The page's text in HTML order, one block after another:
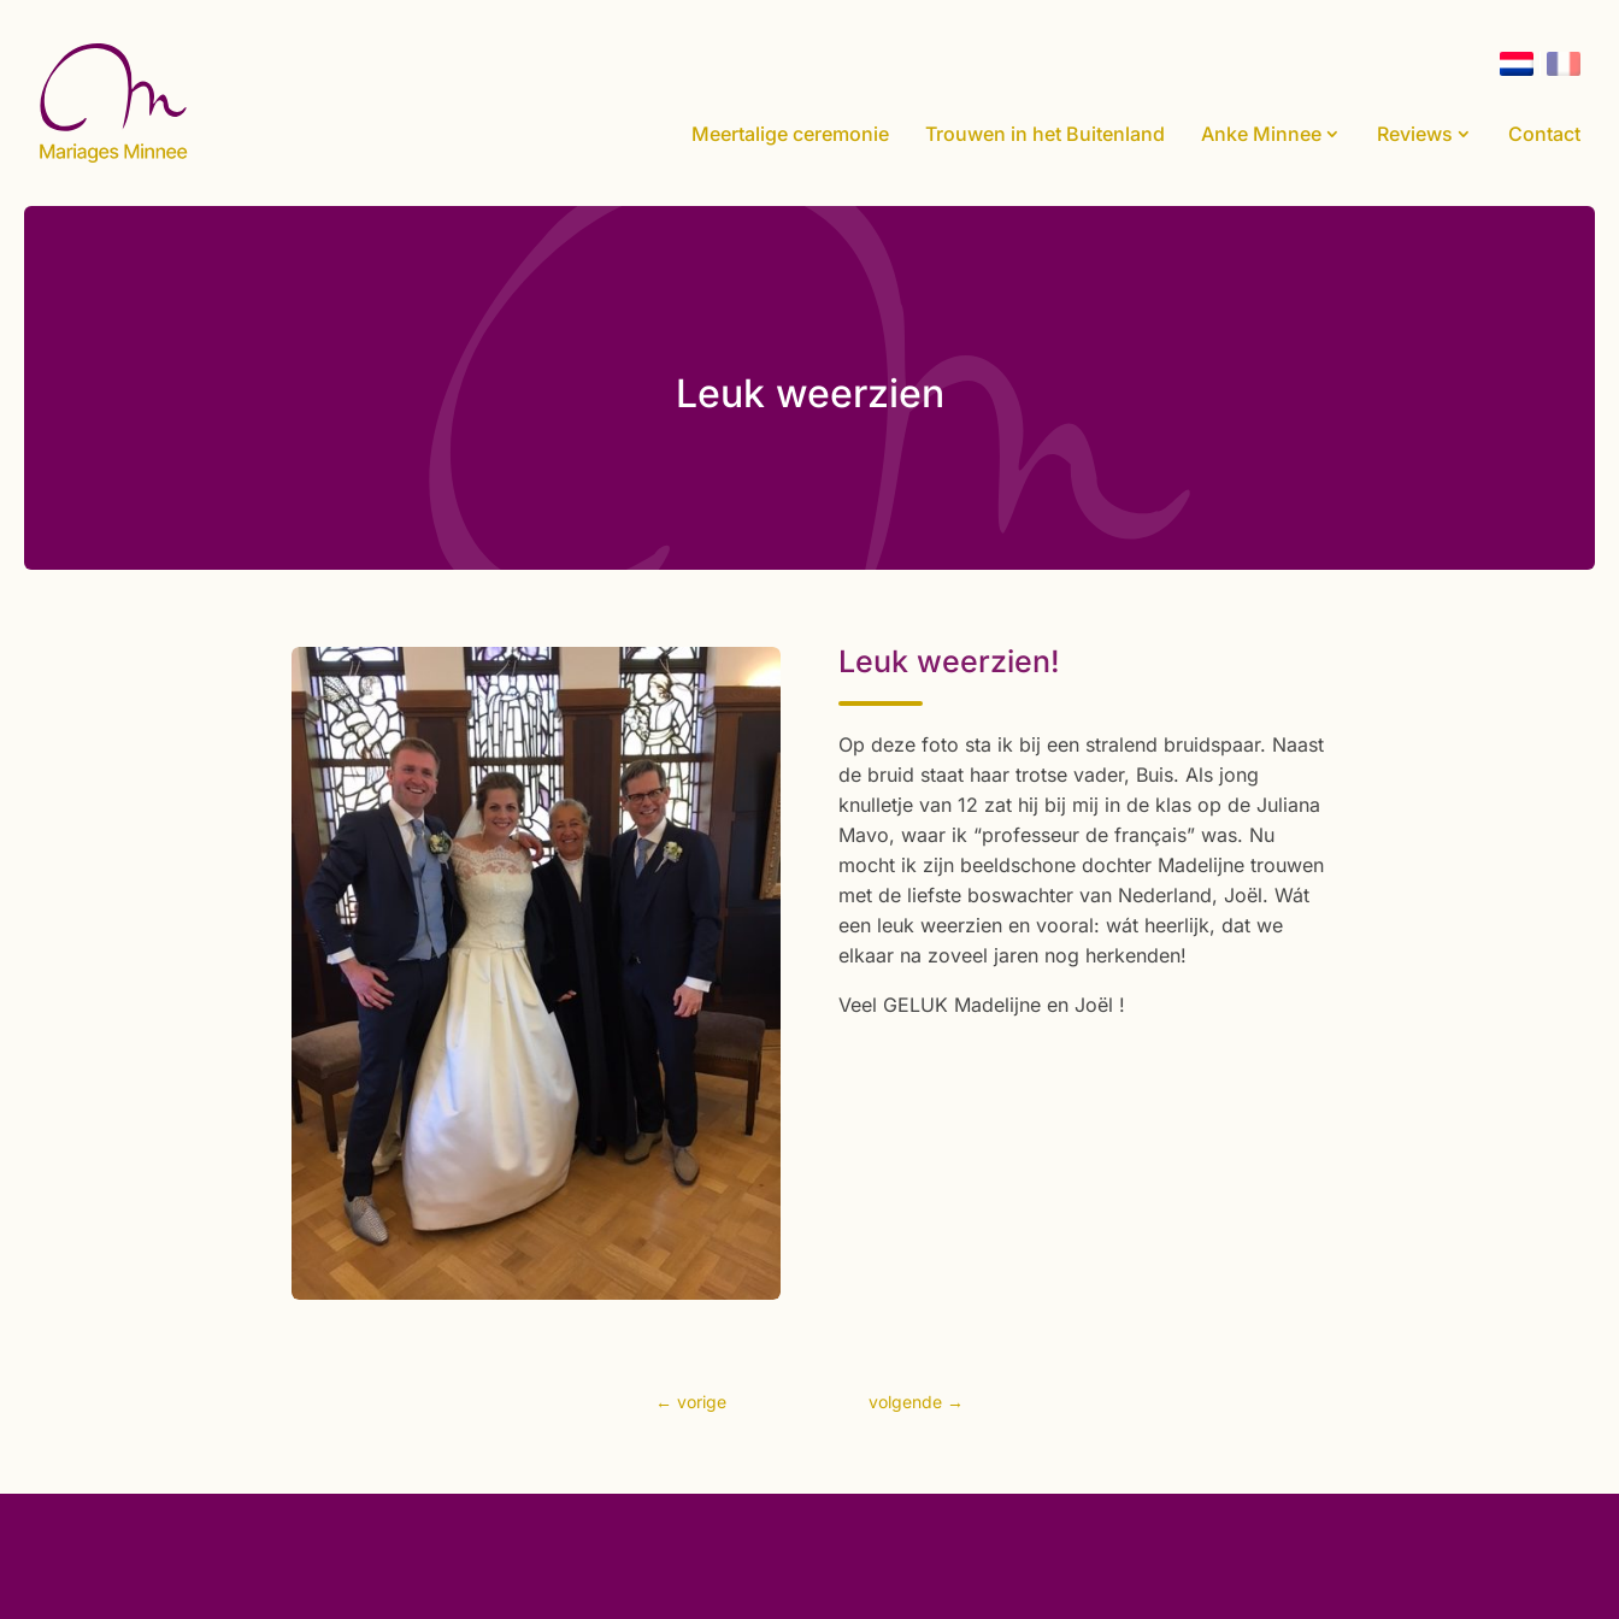
Meertalige ceremonie Trouwen in het Buitenland Anke Minnee Reviews Contact
Leuk weerzien
Leuk weerzien!
Op deze foto sta ik bij een stralend bruidspaar. Naast
de bruid staat haar trotse vader, Buis. Als jong
knulletje van 12 zat hij bij mij in de klas op de Juliana
Mavo, waar ik “professeur de français” was. Nu
mocht ik zijn beeldschone dochter Madelijne trouwen
met de liefste boswachter van Nederland, Joël. Wát
een leuk weerzien en vooral: wát heerlijk, dat we
elkaar na zoveel jaren nog herkenden!
Veel GELUK Madelijne en Joël !
←vorige volgende→